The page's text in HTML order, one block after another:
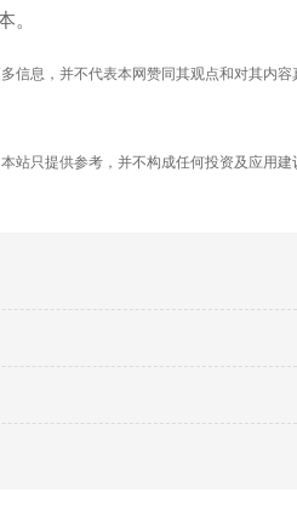
信息，并不代表本网赞同其观点和对其内
站只提供参考，并不构成任何投资及应用建